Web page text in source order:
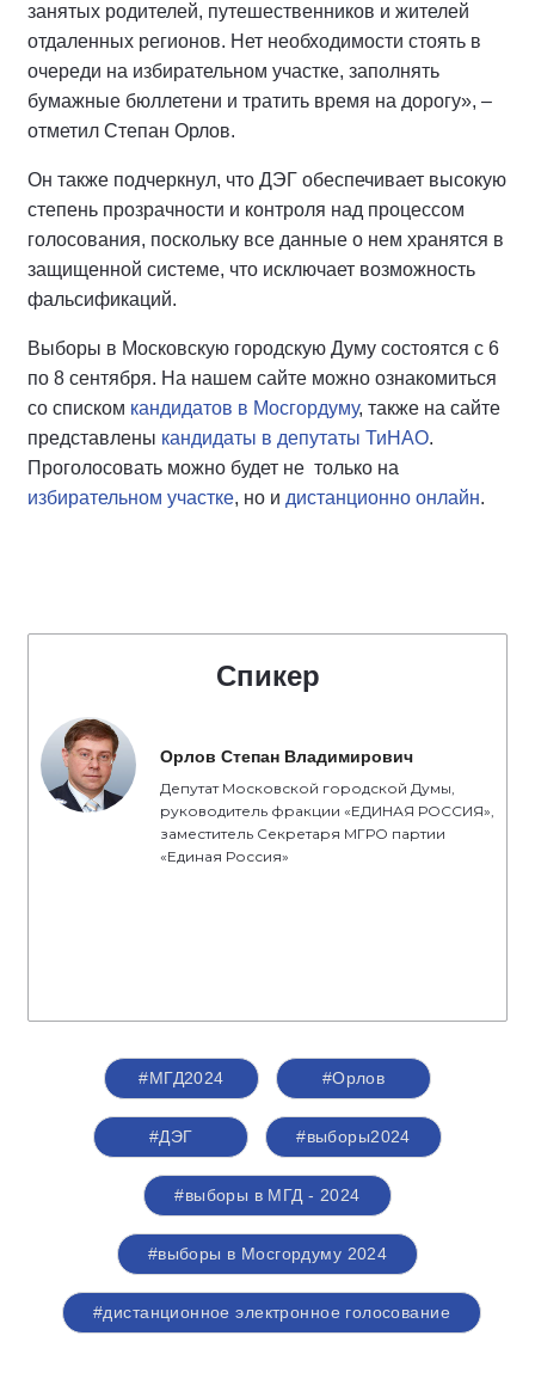
занятых родителей, путешественников и жителей
отдаленных регионов. Нет необходимости стоять в
очереди на избирательном участке, заполнять
бумажные бюллетени и тратить время на дорогу», –
отметил Степан Орлов.
Он также подчеркнул, что ДЭГ обеспечивает высокую
степень прозрачности и контроля над процессом
голосования, поскольку все данные о нем хранятся в
защищенной системе, что исключает возможность
фальсификаций.
Выборы в Московскую городскую Думу состоятся с 6
по 8 сентября. На нашем сайте можно ознакомиться
со списком кандидатов в Мосгордуму, также на сайте
представлены кандидаты в депутаты ТиНАО.
Проголосовать можно будет не только на
избирательном участке, но и дистанционно онлайн.
Спикер
Орлов Степан Владимирович
Депутат Московской городской Думы,
руководитель фракции «ЕДИНАЯ РОССИЯ»,
заместитель Секретаря МГРО партии
«Единая Россия»
#МГД2024 #Орлов
#ДЭГ #выборы2024
#выборы в МГД - 2024
#выборы в Мосгордуму 2024
#дистанционное электронное голосование